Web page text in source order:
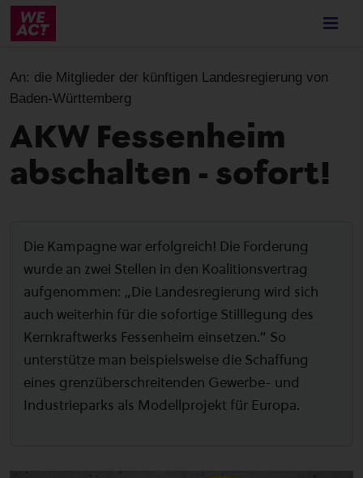
Skip
content
An: die Mitglieder der künftigen Landesregierung von
Baden-Württemberg
AKW Fessenheim
abschalten - sofort!
Die Kampagne war erfolgreich! Die Forderung
wurde an zwei Stellen in den Koalitionsvertrag
aufgenommen: „Die Landesregierung wird sich
auch weiterhin für die sofortige Stilllegung des
Kernkraftwerks Fessenheim einsetzen.“ So
unterstütze man beispielsweise die Schaffung
eines grenzüberschreitenden Gewerbe- und
Industrieparks als Modellprojekt für Europa.